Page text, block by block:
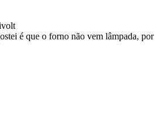
é que o forno não vem lâmpada, por